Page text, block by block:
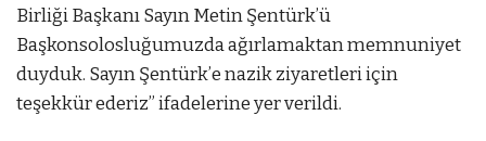
Birliği Başkanı Sayın Metin Şentürk’ü
Başkonsolosluğumuzda ağırlamaktan memnuniyet
duyduk. Sayın Şentürk’e nazik ziyaretleri için
teşekkür ederiz” ifadelerine yer verildi.